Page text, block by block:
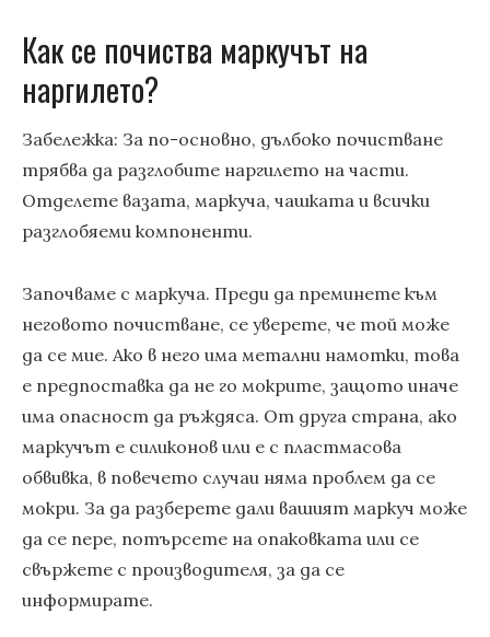
Как се почиства маркучът на
наргилето?
Забележка: За по-основно, дълбоко почистване
трябва да разглобите наргилето на части.
Отделете вазата, маркуча, чашката и всички
разглобяеми компоненти.
Започваме с маркуча. Преди да преминете към
неговото почистване, се уверете, че той може
да се мие. Ако в него има метални намотки, това
е предпоставка да не го мокрите, защото иначе
има опасност да ръждяса. От друга страна, ако
маркучът е силиконов или е с пластмасова
обвивка, в повечето случаи няма проблем да се
мокри. За да разберете дали вашият маркуч може
да се пере, потърсете на опаковката или се
свържете с производителя, за да се
информирате.